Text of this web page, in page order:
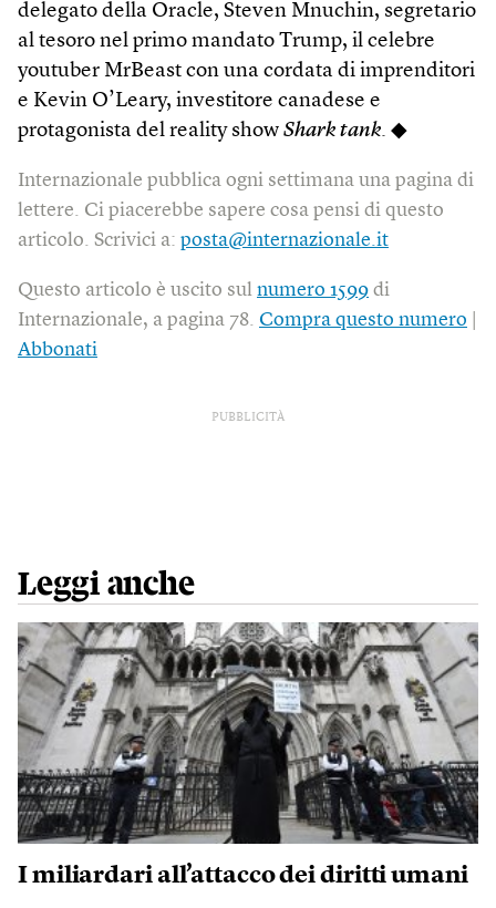
delegato della Oracle, Steven Mnuchin, segretario
al tesoro nel primo mandato Trump, il celebre
youtuber MrBeast con una cordata di imprenditori
e Kevin O’Leary, investitore canadese e
protagonista del reality show Shark tank. ◆
Internazionale pubblica ogni settimana una pagina di
lettere. Ci piacerebbe sapere cosa pensi di questo
articolo. Scrivici a: posta@internazionale.it
Questo articolo è uscito sul numero 1599 di
Internazionale, a pagina 78. Compra questo numero
Abbonati
PUBBLICITÀ
Leggi anche
I miliardari all’attacco dei diritti umani